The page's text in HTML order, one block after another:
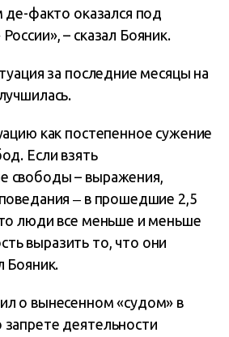
де-факто оказался под
– сказал Бояник.
за последние месяцы на
как постепенное сужение
Если взять
свободы – выражения,
‒ в прошедшие 2,5
люди все меньше и меньше
выразить то, что они
Бояник.
о вынесенном «судом» в
деятельности